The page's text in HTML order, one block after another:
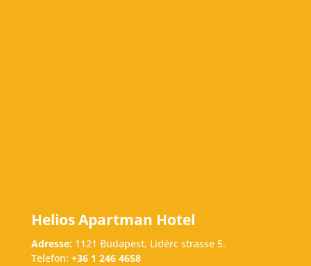
Helios Apartman Hotel
Adresse:1121 Budapest, Lidérc strasse 5.
Telefon: +36 1 246 4658